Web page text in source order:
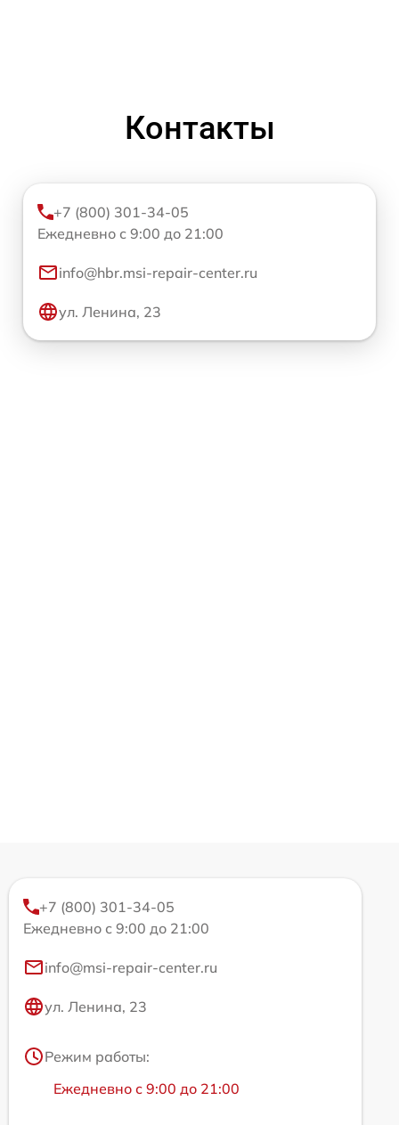
Контакты
+7 (800) 301-34-05
Ежедневно с 9:00 до 21:00
info@hbr.msi-repair-center.ru
ул. Ленина, 23
+7 (800) 301-34-05
Ежедневно с 9:00 до 21:00
info@msi-repair-center.ru
ул. Ленина, 23
Режим работы:
Ежедневно с 9:00 до 21:00